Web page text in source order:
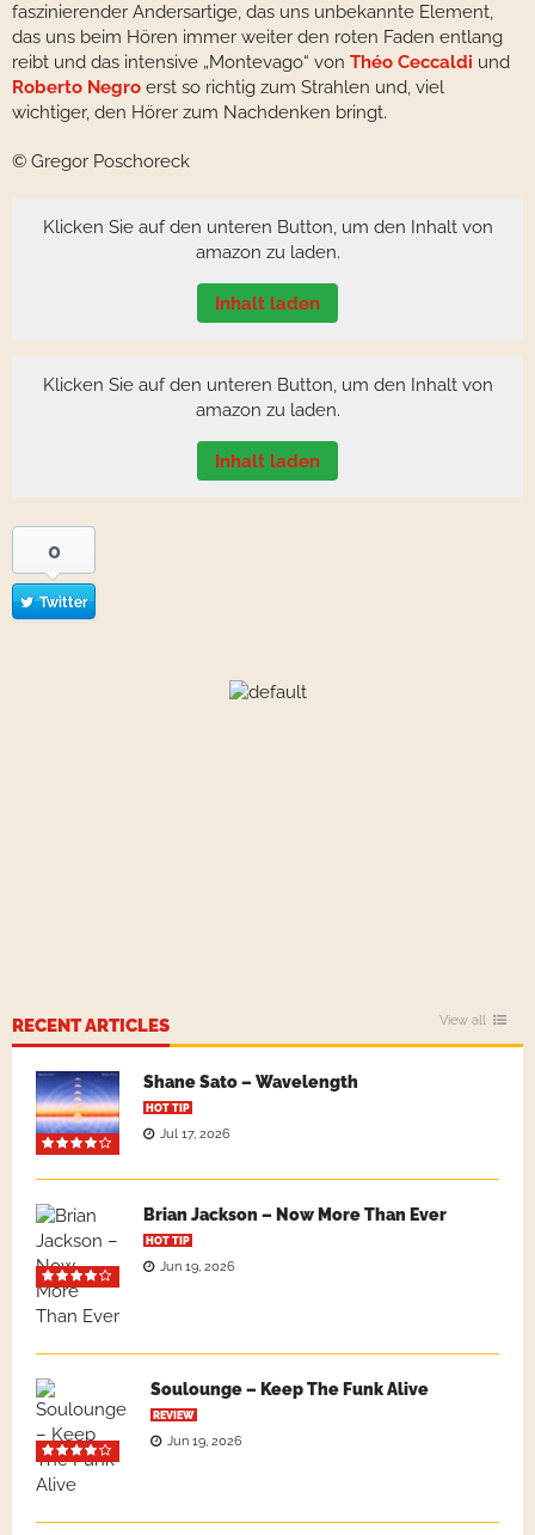
faszinierender Andersartige, das uns unbekannte Element,
das uns beim Hören immer weiter den roten Faden entlang
reibt und das intensive „Montevago“ von Théo Ceccaldi und
Roberto Negro erst so richtig zum Strahlen und, viel
wichtiger, den Hörer zum Nachdenken bringt.
© Gregor Poschoreck
Klicken Sie auf den unteren Button, um den Inhalt von
amazon zu laden.
Inhalt laden
Klicken Sie auf den unteren Button, um den Inhalt von
amazon zu laden.
Inhalt laden
0
Twitter
RECENT ARTICLES View all
Shane Sato – Wavelength
HOT TIP
Jul 17, 2026
Brian Jackson – Now More Than Ever
HOT TIP
Jun 19, 2026
Soulounge – Keep The Funk Alive
REVIEW
Jun 19, 2026